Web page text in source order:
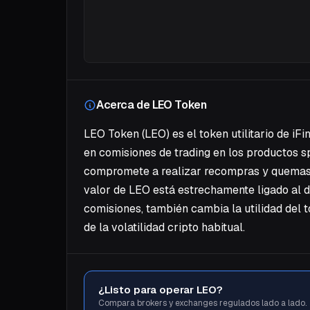
Acerca de LEO Token
LEO Token (LEO) es el token utilitario de
en comisiones de trading en los productos
compromete a realizar recompras y
valor de LEO está estrechamente ligado
comisiones, también cambia la utilidad del
de la volatilidad cripto habitual.
¿Listo para operar LEO?
Compara brokers y exchanges regulados lado a lado.